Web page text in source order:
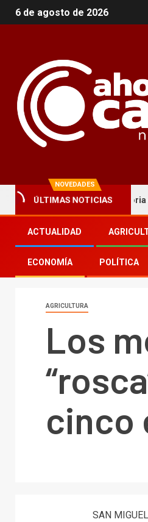
6 de agosto de 2026
NOVEDADES
ÚLTIMAS NOTICIAS
cordobesa hizo historia en
ACTUALIDAD
ECONOMÍA POLÍTICA
AGRICULTURA
Los
cinco
SAN